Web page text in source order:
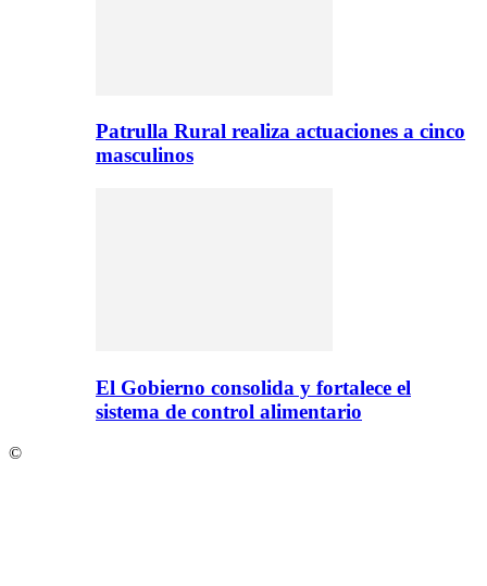
Patrulla Rural realiza actuaciones a cinco
masculinos
El Gobierno consolida y fortalece el
sistema de control alimentario
©